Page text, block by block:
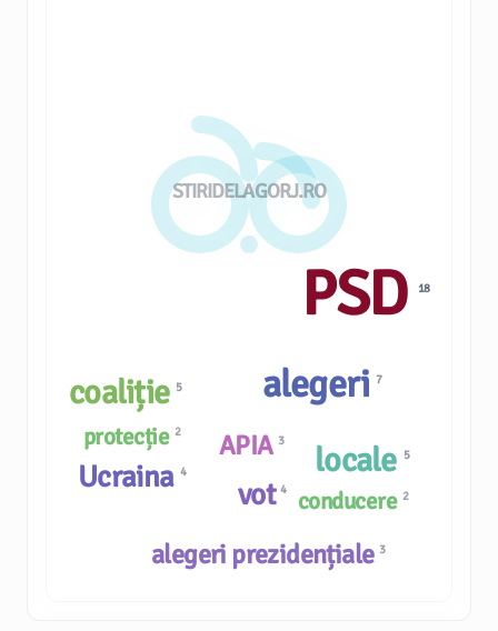
STIRIDELAGORJ.RO
vot4
protecție 2
coaliție 5
alegeri prezidențiale 3
alegeri7
conducere 2
locale 5
Ucraina 4
PSD 18
APIA 3